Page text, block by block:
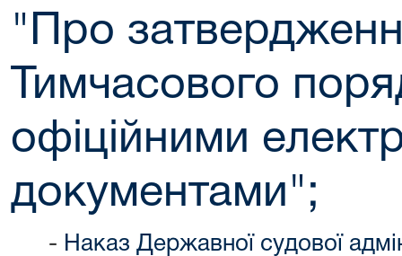
"Про
Тимчасового
офіційними
документами";
- Наказ Державної судової